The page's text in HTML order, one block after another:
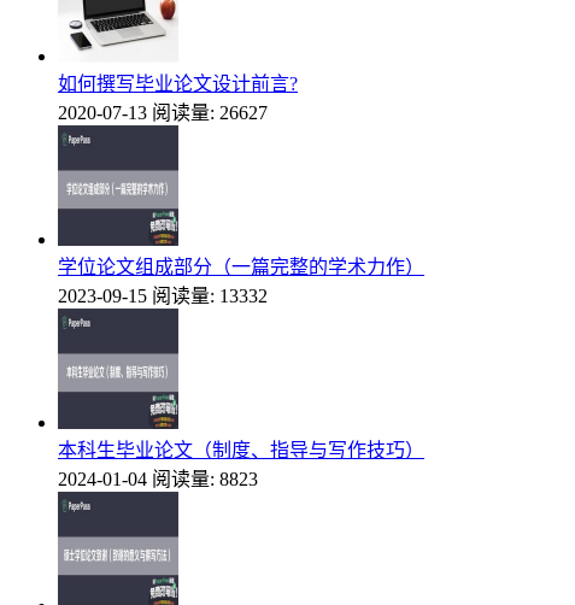
如何撰写毕业论文设计前言?
2020-07-13 阅读量: 26627
学位论文组成部分（一篇完整的学术力作）
2023-09-15 阅读量: 13332
本科生毕业论文（制度、指导与写作技巧）
2024-01-04 阅读量: 8823